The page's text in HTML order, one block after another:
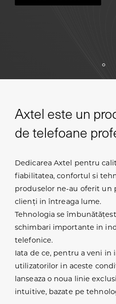
Axtel este un
de telefoane
Dedicarea Axtel pentru
fiabilitatea, confortul si
produselor ne-au oferit un
clienți in întreaga lume.
Tehnologia se
schimbari importante in
telefonice.
Iata de ce, pentru a veni
utilizatorilor in aceste
lanseaza o noua linie
intuitive, bazate pe